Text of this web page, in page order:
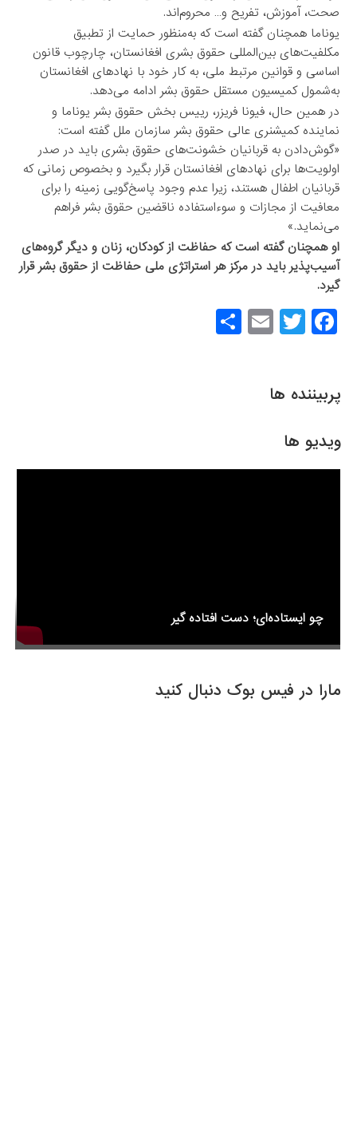
پربیننده ها
ویدیو ها
چو ایستاده‌ای؛ دست افتاده گیر
مارا در فیس بوک دنبال کنید
صحت، آموزش، تفریح و… محروم‌اند.
یوناما همچنان گفته است که به‌منظور حمایت از تطبیق
مکلفیت‌های بین‌المللی حقوق بشری افغانستان، چارچوب قانون
اساسی و قوانین مرتبط ملی، به کار خود با نهادهای افغانستان
به‌شمول کمیسیون مستقل حقوق بشر ادامه می‌دهد.
در همین حال، فیونا فریزر، رییس بخش حقوق بشر یوناما و
نماینده کمیشنری عالی حقوق بشر سازمان ملل گفته است:
«گوش‌دادن به قربانیان خشونت‌های حقوق بشری باید در صدر
اولویت‌ها برای نهادهای افغانستان قرار بگیرد و بخصوص زمانی که
قربانیان اطفال هستند، زیرا عدم وجود پاسخ‌گویی زمینه را برای
معافیت از مجازات و سوءاستفاده ناقضین حقوق بشر فراهم
می‌نماید.»
او همچنان گفته است که حفاظت از کودکان، زنان و دیگر گروه‌های
آسیب‌پذیر باید در مرکز هر استراتژی ملی حفاظت از حقوق بشر قرار
گیرد.
F
a
e
o
o
T
wi
er
E
m